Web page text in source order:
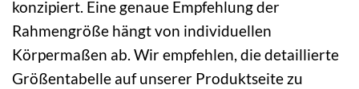
konzipiert. Eine genaue Empfehlung der
Rahmengröße hängt von individuellen
Körpermaßen ab. Wir empfehlen, die detaillierte
Größentabelle auf unserer Produktseite zu